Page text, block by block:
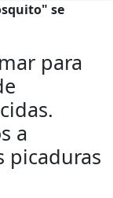
se
para
a
picaduras